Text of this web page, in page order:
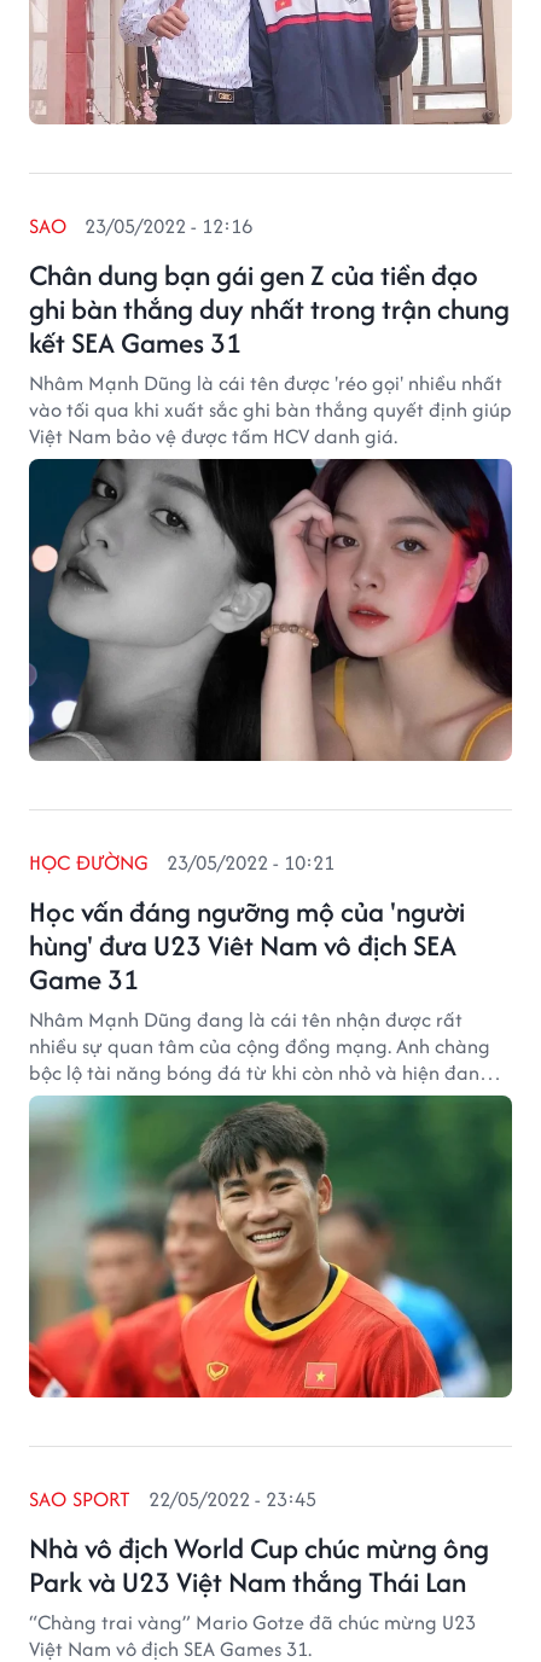
Chân dung bạn gái gen Z của tiền đạo
ghi bàn thắng duy nhất trong trận chung
kết SEA Games 31
SAO 23/05/2022 - 12:16
Nhâm Mạnh Dũng là cái tên được 'réo gọi' nhiều nhất
vào tối qua khi xuất sắc ghi bàn thắng quyết định giúp
Việt Nam bảo vệ được tấm HCV danh giá.
Học vấn đáng ngưỡng mộ của 'người
hùng' đưa U23 Viêt Nam vô địch SEA
Game 31
HỌC ĐƯỜNG 23/05/2022 - 10:21
Nhâm Mạnh Dũng đang là cái tên nhận được rất
nhiều sự quan tâm của cộng đồng mạng. Anh chàng
bộc lộ tài năng bóng đá từ khi còn nhỏ và hiện đang
theo học tại trường Đại học thể thao hàng đầu cả
nước.
Nhà vô địch World Cup chúc mừng ông
Park và U23 Việt Nam thắng Thái Lan
SAO SPORT 22/05/2022 - 23:45
“Chàng trai vàng” Mario Gotze đã chúc mừng U23
Việt Nam vô địch SEA Games 31.